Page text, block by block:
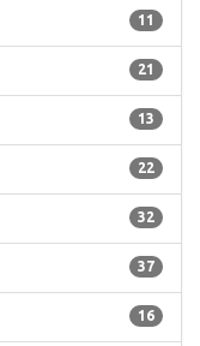
11
21
13
22
32
37
16